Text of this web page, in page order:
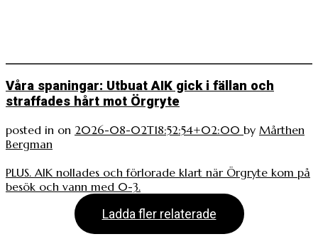
Våra spaningar: Utbuat AIK gick i fällan och
straffades hårt mot Örgryte
posted in on 2026-08-02T18:52:54+02:00 by Mårthen
Bergman
PLUS. AIK nollades och förlorade klart när Örgryte kom på
besök och vann med 0-3.
Ladda fler relaterade